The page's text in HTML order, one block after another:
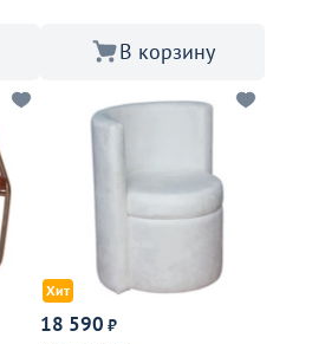
В корзину
Хит
18 590 ₽